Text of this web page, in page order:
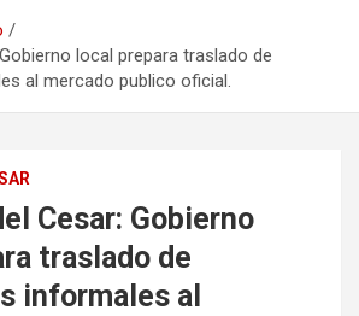
local prepara traslado de
al mercado publico oficial.
Cesar: Gobierno
traslado de
informales al